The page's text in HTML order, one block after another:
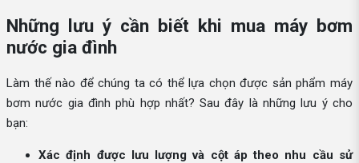
Những lưu ý cần biết khi mua máy bơm
nước gia đình
Làm thế nào để chúng ta có thể lựa chọn được sản phẩm máy
bơm nước gia đình phù hợp nhất? Sau đây là những lưu ý cho
bạn:
Xác định được lưu lượng và cột áp theo nhu cầu sử